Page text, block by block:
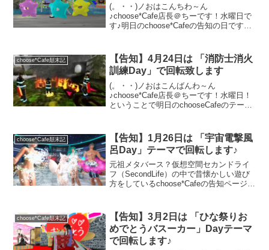
(。・・)ノおはこんちわ～ん
♪choose*Cafe店長＠ちーです！水曜日で
す♪明日のchoose*Cafeの告知の日です
は・・・七夕にちなんで「七夕星の子
day」...
choose*Cafe顛末記
【告知】4月24日は 「消防士消火
訓練Day」で回転致します
(。・・)ノおはこんばんわ～ん
♪choose*Cafe店長＠ちーです！水曜日！
ということで明日のchooseCafeのテーマ
回転する事になりましたヽ(≧...
choose*Cafe顛末記
【告知】1月26日は 「宇宙電撃風
呂Day」テーマで回転します♪
元祖メタバース？仮想空間セカンドライ
フ（SecondLife）の中で昔懐かしい遊び
方をしているchoose*Cafeの告知ページで
産は泡が出るビキニ（Free）ネタ持込歓
迎のお気楽なカフェです。泡ビキニが欲
しいなーという方もお土産だけ欲しいっ
て方もお気軽にお越し下さい。
choose*Cafe顛末記
【告知】3月2日は 「ひな祭りお
めでとうバスーカー」Dayテーマ
で回転します♪